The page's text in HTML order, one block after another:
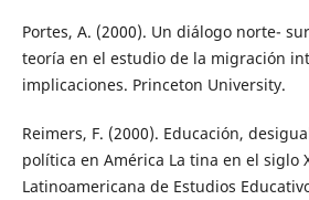
Portes, A. (2000). Un diálogo norte-
teoría en el estudio de la migración
implicaciones. Princeton University.
Reimers, F. (2000). Educación,
política en América La tina en el siglo
Latinoamericana de Estudios